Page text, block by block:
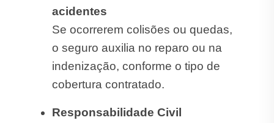
acidentes
Se ocorrerem colisões ou quedas,
o seguro auxilia no reparo ou na
indenização, conforme o tipo de
cobertura contratado.
Responsabilidade Civil